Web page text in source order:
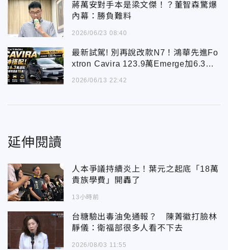
蔣萬安對手本是梁文傑！？董智森驚爆
內幕：勝負難料
2026/06/23 08:40
最新試駕! 別再說改款N7！鴻華先進Fo
xtron Cavira 123.9萬Emerge加6.3萬
2026/06/13 22:42
延伸閱讀
人本爭議持續炎上！葉元之起底「18萬
貴族學費」開轟了
13小時前
台糖驗出毒油免通報？ 陳菁徽打臉林
靜儀：衛福部很多人看不下去
2026/08/03 11:55